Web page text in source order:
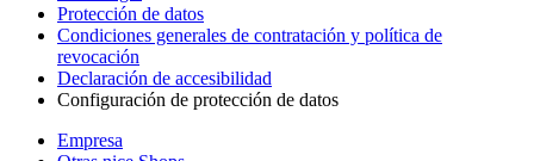
Protección de datos
Condiciones generales de contratación y política de
revocación
Declaración de accesibilidad
Configuración de protección de datos
Empresa